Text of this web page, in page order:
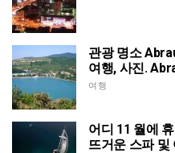
관광 명소
여행, 사진.
여행
어디 11 월에
뜨거운 스파 및